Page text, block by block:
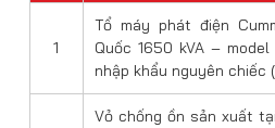
1
Tổ máy phát điện
Quốc 1650 kVA – model
nhập khẩu nguyên chiếc
Vỏ chống ồn sản xuất